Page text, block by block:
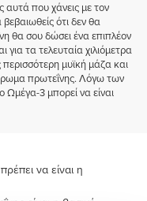
αυτά που χάνεις με τον
ότι δεν θα
θα σου δώσει ένα επιπλέον
για τα τελευταία χιλιόμετρα
μυϊκή μάζα και
πρωτεΐνης. Λόγω των
Ωμέγα-3 μπορεί να είναι
να είναι η